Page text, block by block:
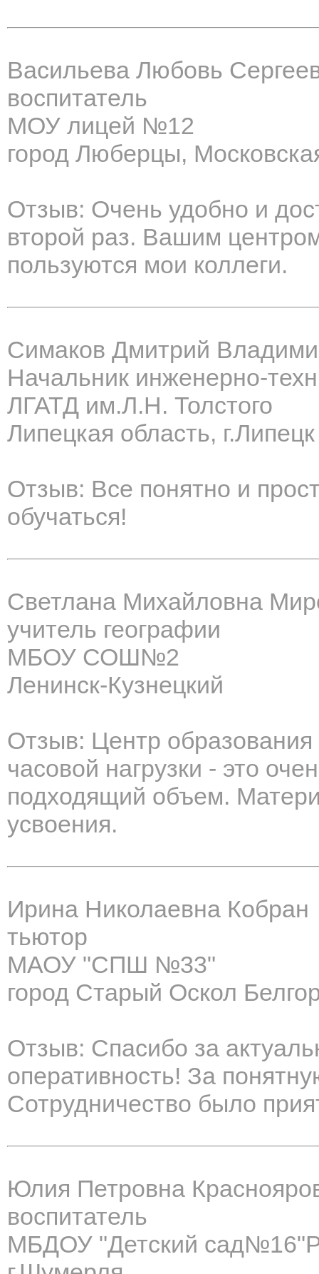
Васильева Любовь
воспитатель
МОУ лицей №12
город Люберцы,
Отзыв: Очень удобно и
второй раз. Вашим
пользуются мои коллеги.
Симаков Дмитрий
Начальник инженерно-
ЛГАТД им.Л.Н. Толстого
Липецкая область, г.Липецк
Отзыв: Все понятно и
обучаться!
Светлана Михайловна
учитель географии
МБОУ СОШ№2
Ленинск-Кузнецкий
Отзыв: Центр образования
часовой нагрузки - это
подходящий объем.
усвоения.
Ирина Николаевна Кобран
тьютор
МАОУ "СПШ №33"
город Старый Оскол
Отзыв: Спасибо за
оперативность! За
Сотрудничество было
Юлия Петровна
воспитатель
МБДОУ "Детский